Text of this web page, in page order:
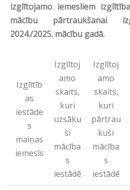
izglītojamo iemesliem
mācību pārtraukšanai
2024./2025. mācību gadā.
Izglītīb
as
iestāde
s
maiņas
iemesls
Izglītoj
amo
skaits,
kuri
uzsāku
ši
mācība
s
iestādē
Izglītoj
amo
skaits,
kuri
pārtrau
kuši
mācība
s
iestādē